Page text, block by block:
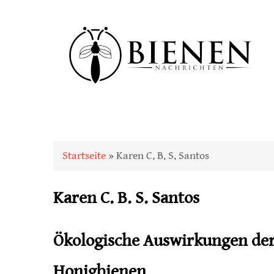
Sie sind hier
Startseite » Karen C. B. S. Santos
Karen C. B. S. Santos
Ökologische Auswirkungen